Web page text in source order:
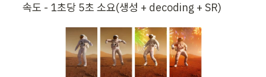
속도 - 1초당 5초 소요(생성 + decoding + SR)